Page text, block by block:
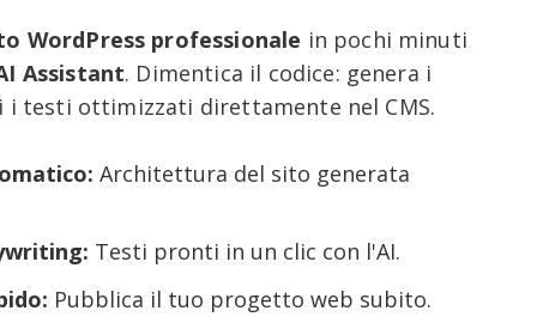
WordPress professionale in pochi minuti
Assistant. Dimentica il codice: genera i
i testi ottimizzati direttamente nel CMS.
Architettura del sito generata
Testi pronti in un clic con l'AI.
Pubblica il tuo progetto web subito.